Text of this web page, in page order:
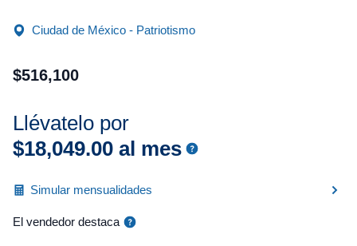
Ciudad de México - Patriotismo
$516,100
Llévatelo por
$18,049.00 al mes
Simular mensualidades
El vendedor destaca